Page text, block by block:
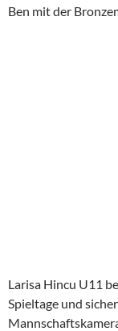
Ben mit der
Larisa Hincu U11
Spieltage und